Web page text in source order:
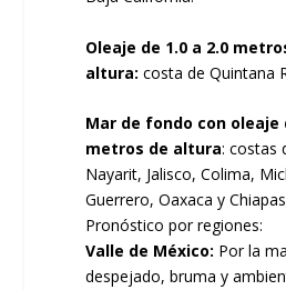
Oleaje de 1.0 a 2.0
altura: costa de Quintana
Mar de fondo con oleaje
metros de altura: costas
Nayarit, Jalisco, Colima,
Guerrero, Oaxaca y
Pronóstico por regiones:
Valle de México: Por la
despejado, bruma y